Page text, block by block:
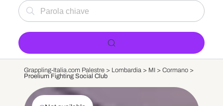
Grappling-Italia.com Palestre > Lombardia > MI > Cormano >
Proelium Fighting Social Club